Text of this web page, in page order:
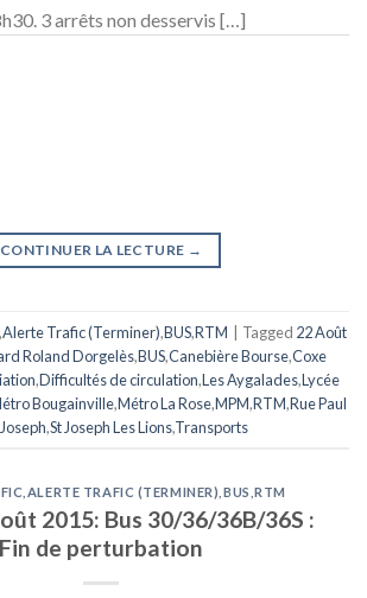
3 arrêts non desservis […]
CONTINUER LA LECTURE →
,Alerte Trafic (Terminer),BUS,RTM Tagged 22 Août
Roland Dorgelès,BUS,Canebière Bourse,Coxe
,Difficultés de circulation,Les Aygalades,Lycée
Bougainville,Métro La Rose,MPM,RTM,Rue Paul
,St Joseph Les Lions,Transports
ALERTE TRAFIC (TERMINER) BUS ,RTM
2015: Bus 30/36/36B/36S :
Fin de perturbation